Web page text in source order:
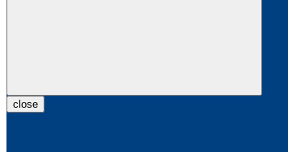
close